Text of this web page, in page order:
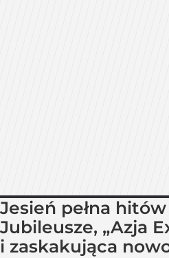
Jesień pełna hitów
Jubileusze, „Azja
i zaskakująca